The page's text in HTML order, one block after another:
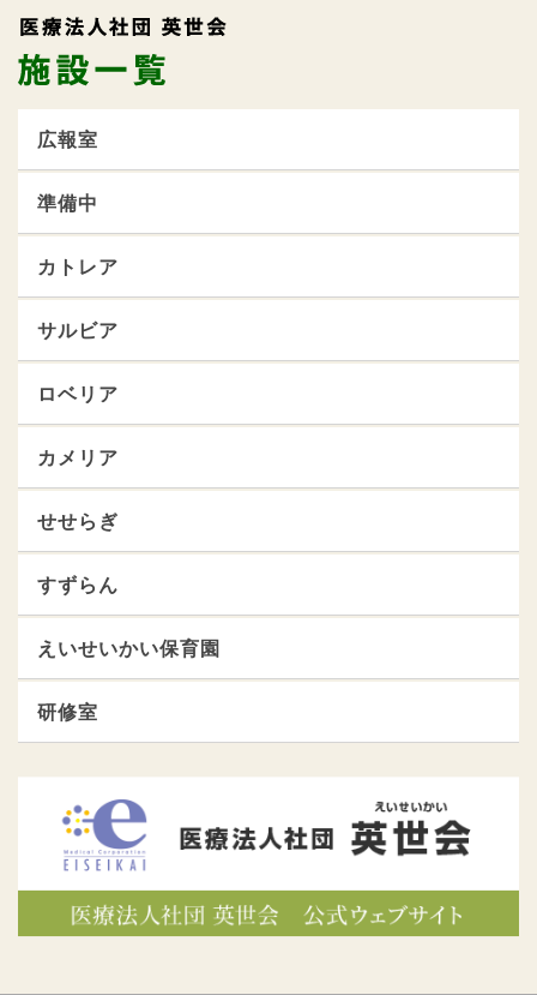
広報室
準備中
カトレア
サルビア
ロベリア
カメリア
せせらぎ
すずらん
えいせいかい保育園
研修室